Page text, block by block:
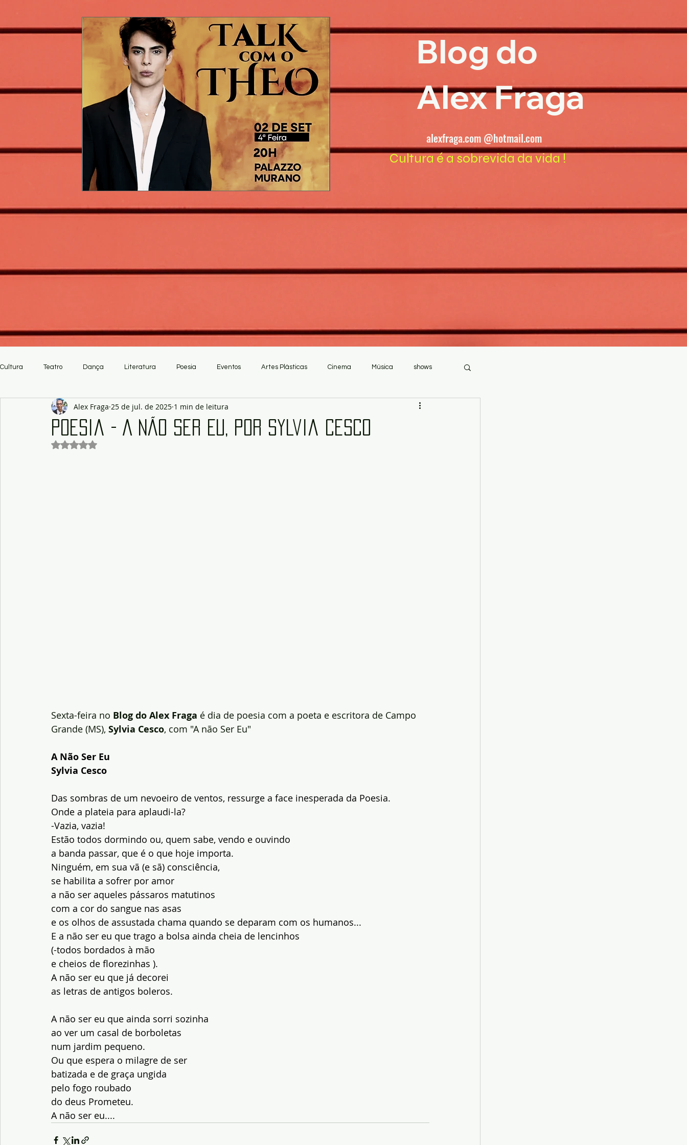
Blog do
Alex Fraga
alexfraga.com @hotmail.com
Cultura é a sobrevida da vida !
Cultura Teatro Dança Literatura Poesia Eventos Artes Plásticas Cinema Música shows
Artesanato
Poesia - A Não Ser Eu, por Sylvia Cesco
Alex Fraga 25 de jul. de 2025 1 min de leitura
Avaliado com NaN de 5 estrelas.
Sexta-feira no Blog do Alex Fraga é dia de poesia com a poeta e escritora de Campo
Grande (MS), Sylvia Cesco, com "A não Ser Eu"
A Não Ser Eu
Sylvia Cesco
Das sombras de um nevoeiro de ventos, ressurge a face inesperada da Poesia.
Onde a plateia para aplaudi-la?
-Vazia, vazia!
Estão todos dormindo ou, quem sabe, vendo e ouvindo
a banda passar, que é o que hoje importa.
Ninguém, em sua vã (e sã) consciência,
se habilita a sofrer por amor
a não ser aqueles pássaros matutinos
com a cor do sangue nas asas
e os olhos de assustada chama quando se deparam com os humanos...
E a não ser eu que trago a bolsa ainda cheia de lencinhos
(-todos bordados à mão
e cheios de florezinhas ).
A não ser eu que já decorei
as letras de antigos boleros.
A não ser eu que ainda sorri sozinha
ao ver um casal de borboletas
num jardim pequeno.
Ou que espera o milagre de ser
batizada e de graça ungida
pelo fogo roubado
do deus Prometeu.
A não ser eu....